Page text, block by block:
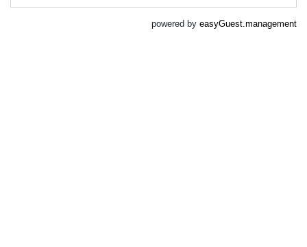
powered by easyGuest.management